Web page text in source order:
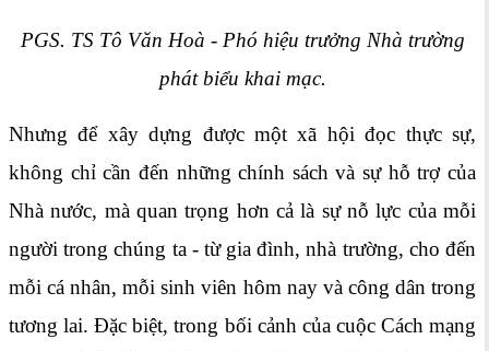
PGS. TS Tô Văn Hoà - Phó hiệu trưởng Nhà trường
phát biểu khai mạc.
Nhưng để xây dựng được một xã hội đọc thực sự,
không chỉ cần đến những chính sách và sự hỗ trợ của
Nhà nước, mà quan trọng hơn cả là sự nỗ lực của mỗi
người trong chúng ta - từ gia đình, nhà trường, cho đến
mỗi cá nhân, mỗi sinh viên hôm nay và công dân trong
tương lai. Đặc biệt, trong bối cảnh của cuộc Cách mạng